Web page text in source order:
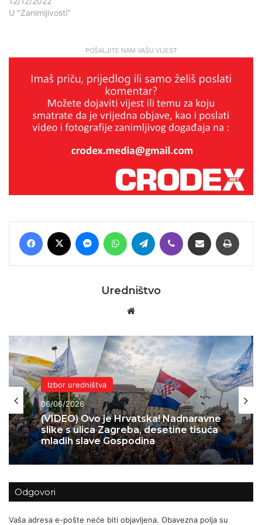
U "Zanimljivosti"
POŠALJITE NAM VAŠU VIJEST
Facebook MessengerWhatsAppTelegram Viber Podijeli putem E-maila
Uredništvo
Domovina
04/06/2026
Skok 2 – operacija koja je spasila
Bihać – 1995.
Odgovori
Vaša adresa e-pošte neće biti objavljena. Obavezna polja su